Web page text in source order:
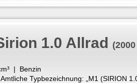
1.0 Allrad
| Benzin
Typbezeichnung: „ M1 (SIRION